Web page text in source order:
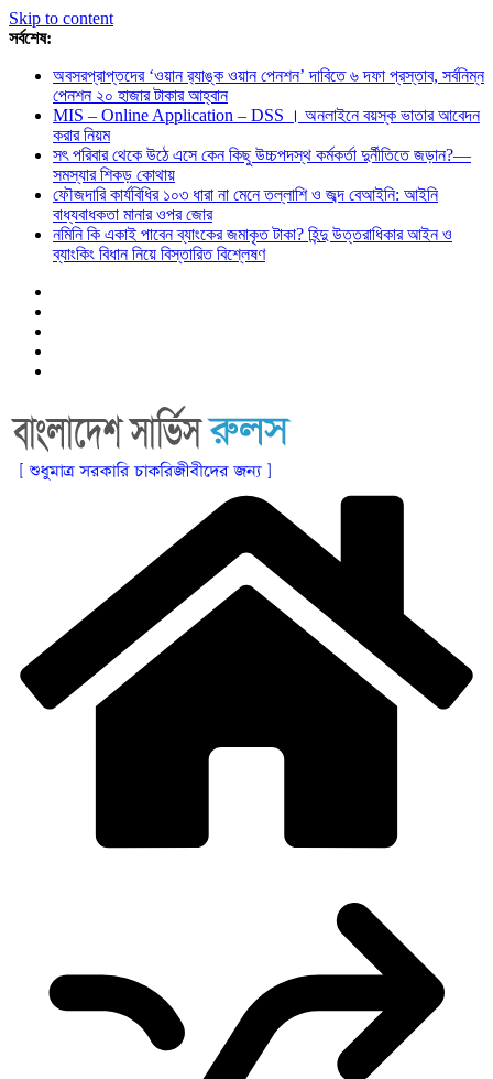
Skip to content
সর্বশেষ:
অবসরপ্রাপ্তদের ‘ওয়ান র‌্যাঙ্ক ওয়ান পেনশন’ দাবিতে ৬ দফা প্রস্তাব, সর্বনিম্ন
পেনশন ২০ হাজার টাকার আহ্বান
MIS – Online Application – DSS । অনলাইনে বয়স্ক ভাতার আবেদন
করার নিয়ম
সৎ পরিবার থেকে উঠে এসে কেন কিছু উচ্চপদস্থ কর্মকর্তা দুর্নীতিতে জড়ান?—
সমস্যার শিকড় কোথায়
ফৌজদারি কার্যবিধির ১০৩ ধারা না মেনে তল্লাশি ও জব্দ বেআইনি: আইনি
বাধ্যবাধকতা মানার ওপর জোর
নমিনি কি একাই পাবেন ব্যাংকের জমাকৃত টাকা? হিন্দু উত্তরাধিকার আইন ও
ব্যাংকিং বিধান নিয়ে বিস্তারিত বিশ্লেষণ